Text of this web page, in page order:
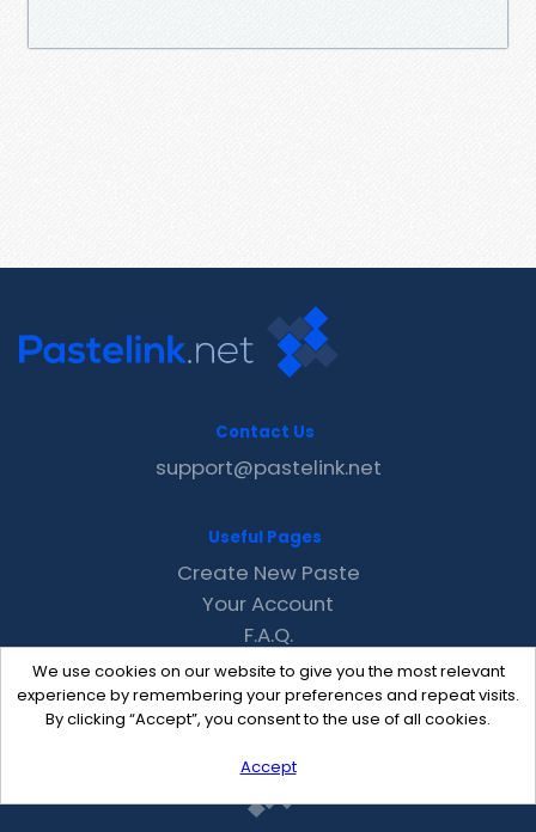
We use cookies on our website to give you the most relevant
experience by remembering your preferences and repeat visits.
By clicking “Accept”, you consent to the use of all cookies.
Accept
Contact Us
support@pastelink.net
Useful Pages
Create New Paste
Your Account
F.A.Q.
Recent
Contact